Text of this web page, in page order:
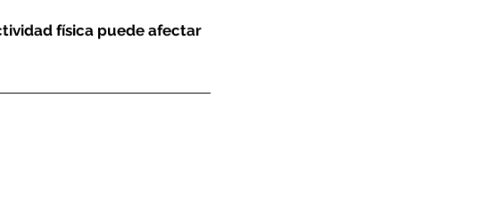
física puede afectar